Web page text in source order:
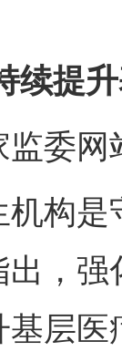
提升
委网
是
，
基层